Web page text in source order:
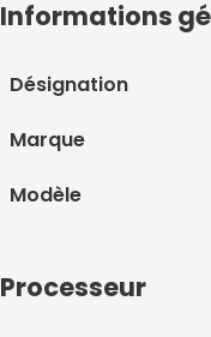
Informations
Désignation
Marque
Modèle
Processeur